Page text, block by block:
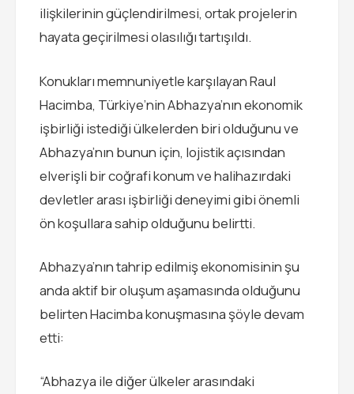
ilişkilerinin güçlendirilmesi, ortak projelerin
hayata geçirilmesi olasılığı tartışıldı.
Konukları memnuniyetle karşılayan Raul
Hacimba, Türkiye’nin Abhazya’nın ekonomik
işbirliği istediği ülkelerden biri olduğunu ve
Abhazya’nın bunun için, lojistik açısından
elverişli bir coğrafi konum ve halihazırdaki
devletler arası işbirliği deneyimi gibi önemli
ön koşullara sahip olduğunu belirtti.
Abhazya’nın tahrip edilmiş ekonomisinin şu
anda aktif bir oluşum aşamasında olduğunu
belirten Hacimba konuşmasına şöyle devam
etti:
“Abhazya ile diğer ülkeler arasındaki